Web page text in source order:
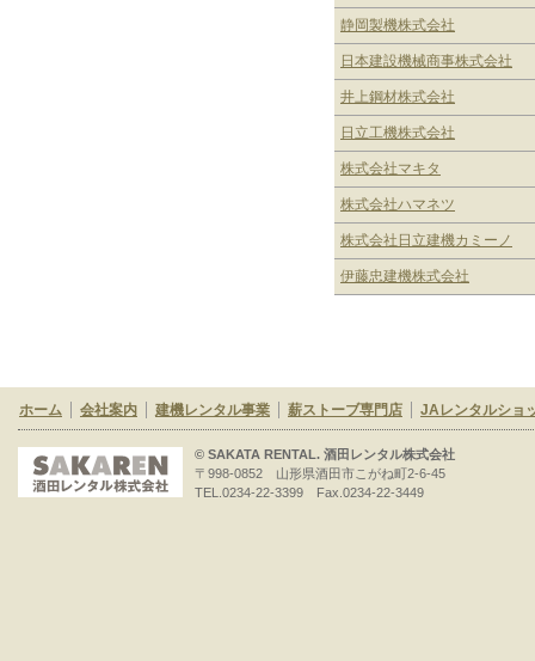
静岡製機株式会社
日本建設機械商事株式会社
井上鋼材株式会社
日立工機株式会社
株式会社マキタ
株式会社ハマネツ
株式会社日立建機カミーノ
伊藤忠建機株式会社
ホーム 会社案内 建機レンタル事業 薪ストーブ専門店 JAレンタルショ
© SAKATA RENTAL. 酒田レンタル株式会社
〒998-0852 山形県酒田市こがね町2-6-45
TEL.0234-22-3399 Fax.0234-22-3449